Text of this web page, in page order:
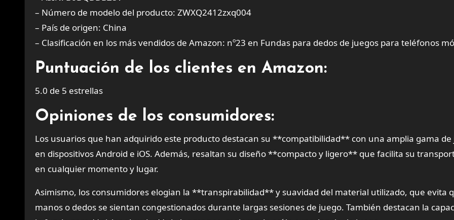
– Número de modelo del producto: ZWXQ2412zxq004
– País de origen: China
– Clasificación en los más vendidos de Amazon: nº23 en Fundas para dedos de juegos para teléfonos
Puntuación de los clientes en Amazon:
5.0 de 5 estrellas
Opiniones de los consumidores:
Los usuarios que han adquirido este producto destacan su **compatibilidad** con una amplia gama de
en dispositivos Android e iOS. Además, resaltan su diseño **compacto y ligero** que facilita su
en cualquier momento y lugar.
Asimismo, los consumidores elogian la **transpirabilidad** y suavidad del material utilizado, que evita
manos o dedos se sientan congestionados durante largas sesiones de juego. También destacan la